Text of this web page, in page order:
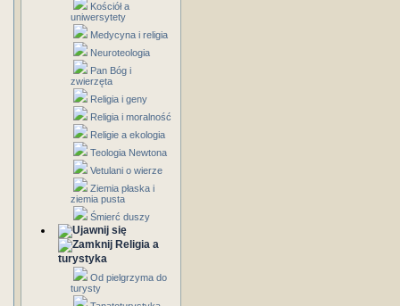
Kościół a
uniwersytety
Medycyna i religia
Neuroteologia
Pan Bóg i
zwierzęta
Religia i geny
Religia i moralność
Religie a ekologia
Teologia Newtona
Vetulani o wierze
Ziemia płaska i
ziemia pusta
Śmierć duszy
Religia a
turystyka
Od pielgrzyma do
turysty